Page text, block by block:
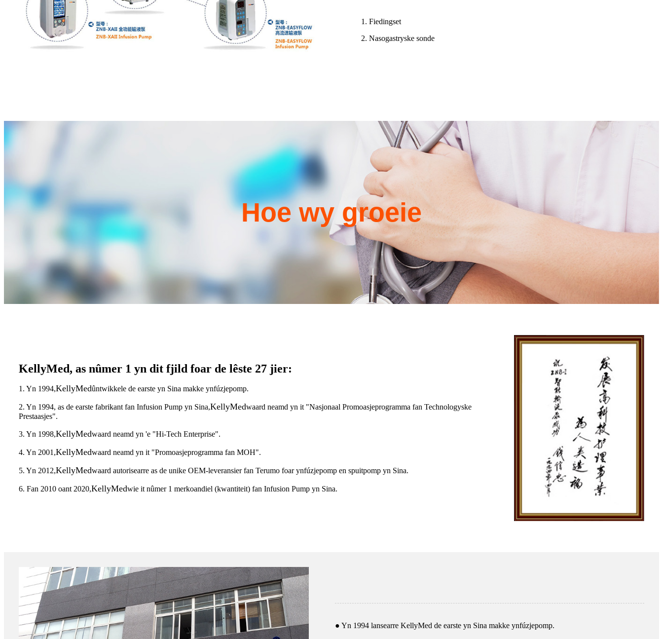
1. Fiedingset
2. Nasogastryske sonde
Hoe wy groeie
KellyMed, as nûmer 1 yn dit fjild foar de lêste 27 jier:
1. Yn 1994,KellyMedûntwikkele de earste yn Sina makke ynfúzjepomp.
2. Yn 1994, as de earste fabrikant fan Infusion Pump yn Sina,KellyMedwaard neamd yn it "Nasjonaal Promoasjeprogramma fan Technologyske
Prestaasjes".
3. Yn 1998,KellyMedwaard neamd yn 'e "Hi-Tech Enterprise".
4. Yn 2001,KellyMedwaard neamd yn it "Promoasjeprogramma fan MOH".
5. Yn 2012,KellyMedwaard autorisearre as de unike OEM-leveransier fan Terumo foar ynfúzjepomp en spuitpomp yn Sina.
6. Fan 2010 oant 2020,KellyMedwie it nûmer 1 merkoandiel (kwantiteit) fan Infusion Pump yn Sina.
● Yn 1994 lansearre KellyMed de earste yn Sina makke ynfúzjepomp.